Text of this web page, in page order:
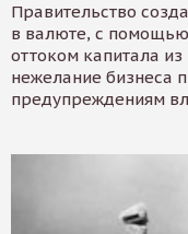
Правительство
в валюте, с помощью
оттоком капитала
нежелание бизнеса
предупреждениям